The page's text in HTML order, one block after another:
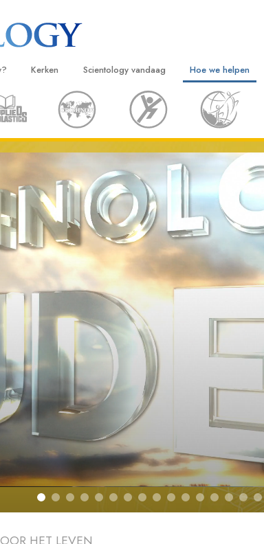
van Scientology
over
scientoloog
van Scientology
Kerken
Vind een kerk
Ideale Scientology Kerken
Flag Land Base
Freewinds
Scientology beschikbaar maken voor de
hele wereld
Scientology vandaag
Grootse Openingen
Scientology evenementen
David Miscavige – Kerkelijk Leider van
Scientology
Hoe we helpen
De Weg naar een
Applied Scholastics
Criminon
Narconon
De Feiten over
United for Human
Citizens
Scientology